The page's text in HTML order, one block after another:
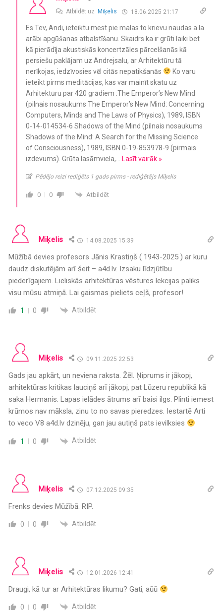
Atbildēt uz Miķelis 18.06.2025 21:17
Es Tev, Andi, ieteiktu mest pie malas to krievu naudas a la
arābi apgūšanas atbalstīšanu. Skaidrs ka ir grūti laiki bet
kā pierādīja akustiskās koncertzāles pārcelšanās kā
persiešu paklājam uz Andrejsalu, ar Arhitektūru tā
nerīkojas, iedzīvosies vēl citās nepatikšanās
Ko varu
ieteikt pirms meditācijas, kas var mainīt skatu uz
Arhitektūru par 420 grādiem :The Emperor’s New Mind
(pilnais nosaukums The Emperor’s New Mind: Concerning
Computers, Minds and The Laws of Physics), 1989, ISBN
0-14-014534-6 Shadows of the Mind (pilnais nosaukums
Shadows of the Mind: A Search for the Missing Science
of Consciousness), 1989, ISBN 0-19-853978-9 (pirmais
izdevums). Grūta lasāmviela,
Lasīt vairāk »
Pēdējo reizi rediģēts 1 gads pirms - rediģētājs Miķelis
0 0 Atbildēt
Miķelis 14.08.2025 15:39
Mūžībā devies profesors Jānis Krastiņš ( 1943-2025 ) ar kuru
daudz diskutējām arī šeit – a4d.lv. Izsaku līdzjūtību
piederīgajiem. Lieliskās arhitektūras vēstures lekcijas paliks
visu mūsu atmiņā. Lai gaismas pieliets ceļš, profesor!
1 0 Atbildēt
Miķelis 09.11.2025 22:53
Gads jau apkārt, un neviena raksta. Žēl. Ņiprums ir jākopj,
arhitektūras kritikas lauciņš arī jākopj, pat Lūzeru republikā kā
saka Hermanis. Lapas ielādes ātrums arī baisi ilgs. Plinti iemest
krūmos nav māksla, zinu to no savas pieredzes. Iestartē Arti
to veco V8 a4d.lv dzinēju, gan jau autiņš pats ievilksies
1 0 Atbildēt
Miķelis 07.12.2025 09:35
Frenks devies Mūžībā. RIP.
0 0 Atbildēt
Miķelis 12.01.2026 12:41
Draugi, kā tur ar Arhitektūras likumu? Gati, aūū
0 0 Atbildēt